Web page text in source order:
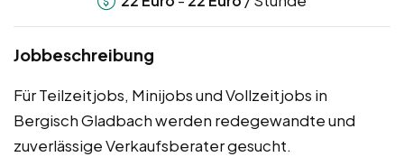
Jobbeschreibung
Für Teilzeitjobs, Minijobs und Vollzeitjobs in
Bergisch Gladbach werden redegewandte und
zuverlässige Verkaufsberater gesucht.